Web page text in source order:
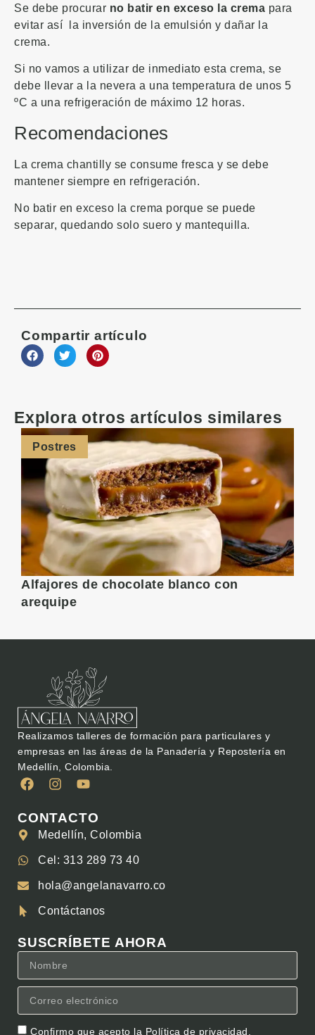
Se debe procurar no batir en exceso la crema para
evitar así la inversión de la emulsión y dañar la
crema.
Si no vamos a utilizar de inmediato esta crema, se
debe llevar a la nevera a una temperatura de unos 5
ºC a una refrigeración de máximo 12 horas.
Recomendaciones
La crema chantilly se consume fresca y se debe
mantener siempre en refrigeración.
No batir en exceso la crema porque se puede
separar, quedando solo suero y mantequilla.
Compartir artículo
Explora otros artículos similares
Postres
Alfajores de chocolate blanco con
arequipe
Realizamos talleres de formación para particulares y
empresas en las áreas de la Panadería y Repostería en
Medellín, Colombia.
CONTACTO
Medellín, Colombia
Cel: 313 289 73 40
hola@angelanavarro.co
Contáctanos
SUSCRÍBETE AHORA
Confirmo que acepto la Política de privacidad.